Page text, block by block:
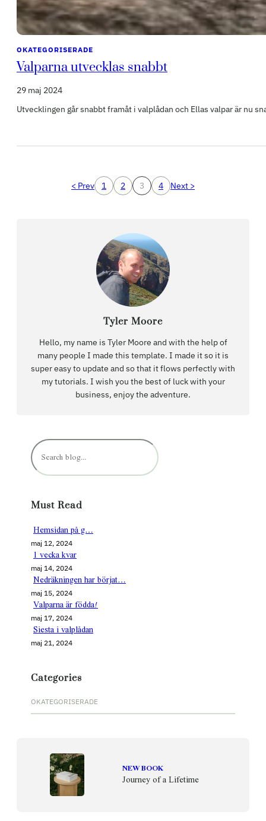
OKATEGORISERADE
Valparna utvecklas snabbt
29 maj 2024
Utvecklingen går snabbt framåt i valplådan och Ellas valpar är nu
< Prev 1 2 3 4 Next >
Tyler Moore
Hello, my name is Tyler Moore and with the help of
many people I made this template. I made it so it is
super easy to update and so that it flows perfectly with
my tutorials. I wish you the best of luck with your
business, enjoy the adventure.
S
ö
k
Must Read
Hemsidan på g…
maj 12, 2024
1 vecka kvar
maj 14, 2024
Nedräkningen har börjat…
maj 15, 2024
Valparna är födda!
maj 17, 2024
Siesta i valplådan
maj 21, 2024
Categories
OKATEGORISERADE
NEW BOOK
Journey of a Lifetime